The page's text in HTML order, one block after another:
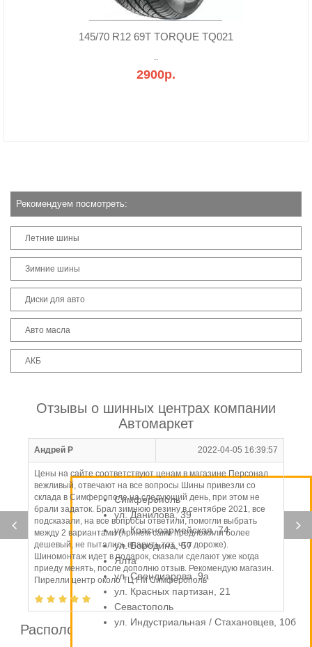
145/70 R12 69T TORQUE TQ021
..
2900р.
Рекомендуем посмотреть:
Летние шины
Зимние шины
Диски для авто
Авто масла
АКБ
Отзывы о шинных центрах компании
Автомаркет
Андрей Р 2022-04-05 16:39:57
Цены на сайте соответствуют ценам в магазине Персонал
вежливый, отвечают на все вопросы Шины привезли со
склада в Симферополе на следующий день, при этом не
брали задаток. Брал зимнюю резину в сентябре 2021, все
подсказали, на все вопросы ответили, помогли выбрать
между 2 вариантами (причем сами предложили более
дешевый, не пытались впарить тот, что дороже).
Шиномонтаж идет в подарок, сказали сделают уже когда
приеду менять, после дополню отзыв. Рекомендую магазин.
Пирелли центр около ТЦ FM Симферополь
Расположение шинных центров компании
Симферополь
ул. Данилова, 39
ул. Красноармейская, 74
ул. Бородина, 57
Ялта
ул. Спендиарова, 9а
ул. Красных партизан, 21
Севастополь
ул. Индустриальная / Стахановцев, 10б